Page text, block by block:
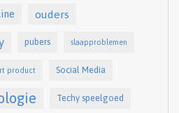
ouders
pubers slaapproblemen
product Social Media
Techy speelgoed